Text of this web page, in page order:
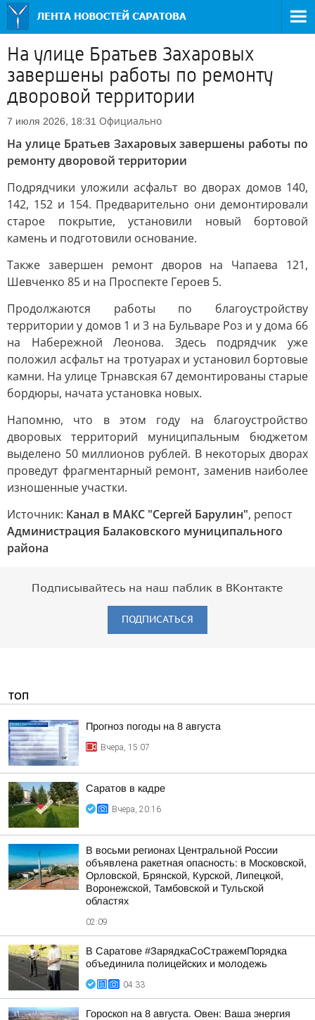
На улице Братьев Захаровых
завершены работы по ремонту
дворовой территории
7 июля 2026, 18:31 Официально
На улице Братьев Захаровых завершены работы по
ремонту дворовой территории
Подрядчики уложили асфальт во дворах домов 140,
142, 152 и 154. Предварительно они демонтировали
старое покрытие, установили новый бортовой
камень и подготовили основание.
Также завершен ремонт дворов на Чапаева 121,
Шевченко 85 и на Проспекте Героев 5.
Продолжаются работы по благоустройству
территории у домов 1 и 3 на Бульваре Роз и у дома 66
на Набережной Леонова. Здесь подрядчик уже
положил асфальт на тротуарах и установил бортовые
камни. На улице Трнавская 67 демонтированы старые
бордюры, начата установка новых.
Напомню, что в этом году на благоустройство
дворовых территорий муниципальным бюджетом
выделено 50 миллионов рублей. В некоторых дворах
проведут фрагментарный ремонт, заменив наиболее
изношенные участки.
Источник: Канал в МАКС "Сергей Барулин", репост
Администрация Балаковского муниципального
района
Подписывайтесь на наш паблик в ВКонтакте
ПОДПИСАТЬСЯ
ТОП
Прогноз погоды на 8 августа
Вчера, 15:07
Саратов в кадре
Вчера, 20:16
В восьми регионах Центральной России
объявлена ракетная опасность: в Московской,
Орловской, Брянской, Курской, Липецкой,
Воронежской, Тамбовской и Тульской
областях
02:09
В Саратове #ЗарядкаСоСтражемПорядка
объединила полицейских и молодежь
04:33
Гороскоп на 8 августа. Овен: Ваша энергия